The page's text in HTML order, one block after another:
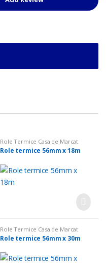
Role Termice Casa de Marcat
Role termice 56mm x 18m
Role Termice Casa de Marcat
Role termice 56mm x 30m